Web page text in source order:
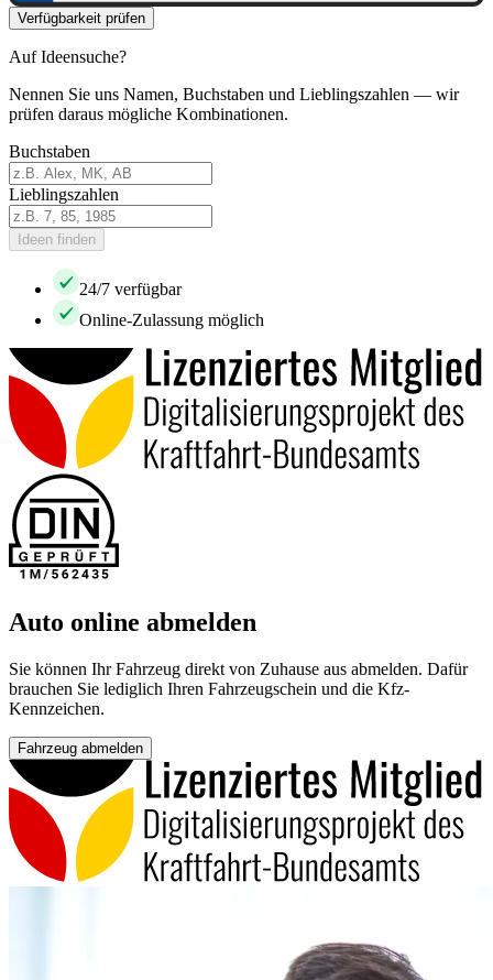
Verfügbarkeit prüfen
Auf Ideensuche?
Nennen Sie uns Namen, Buchstaben und Lieblingszahlen — wir
prüfen daraus mögliche Kombinationen.
Buchstaben
Lieblingszahlen
Ideen finden
24/7 verfügbar
Online-Zulassung möglich
Auto online abmelden
Sie können Ihr Fahrzeug direkt von Zuhause aus abmelden. Dafür
brauchen Sie lediglich Ihren Fahrzeugschein und die Kfz-
Kennzeichen.
Fahrzeug abmelden